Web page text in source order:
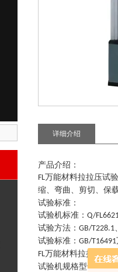
详细介绍
产品介绍：
FL万能材料拉拉压试
缩、弯曲、剪切、保
试验标准：
试验机标准 ： Q/
试验方法 ： GB/T228.1、
试验标准 ： GB/T16491
FL万能材料拉拉压试
试验机规格型号：